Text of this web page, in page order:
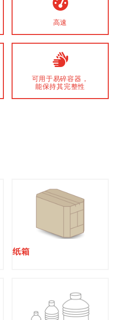
高速
可用于易碎容器，
能保持其完整性
纸箱